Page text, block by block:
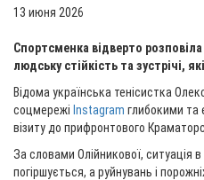
13 июня 2026
Спортсменка відверто
людську стійкість та зустрічі,
Відома українська тенісистка
соцмережі Instagram глибокими та
візиту до прифронтового
За словами Олійникової, ситуація
погіршується, а руйнувань і